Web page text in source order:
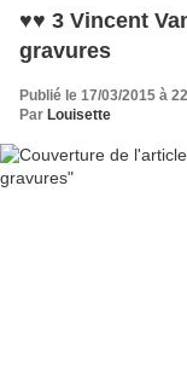
♥♥ 3 Vincent
gravures
Publié le 17/03/2015 à
Par Louisette